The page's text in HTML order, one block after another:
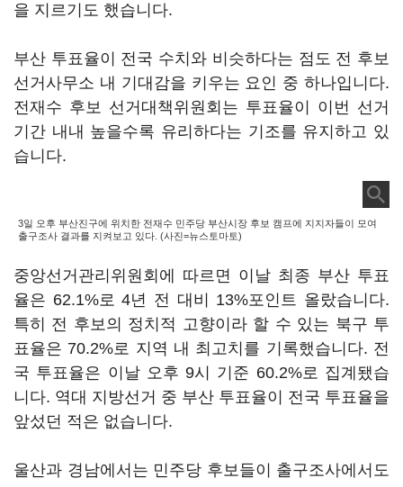
을 지르기도 했습니다.
부산 투표율이 전국 수치와 비슷하다는 점도 전 후보
선거사무소 내 기대감을 키우는 요인 중 하나입니다.
전재수 후보 선거대책위원회는 투표율이 이번 선거
기간 내내 높을수록 유리하다는 기조를 유지하고 있
습니다.
3일 오후 부산진구에 위치한 전재수 민주당 부산시장 후보 캠프에 지지자들이 모여
출구조사 결과를 지켜보고 있다. (사진=뉴스토마토)
중앙선거관리위원회에 따르면 이날 최종 부산 투표
율은 62.1%로 4년 전 대비 13%포인트 올랐습니다.
특히 전 후보의 정치적 고향이라 할 수 있는 북구 투
표율은 70.2%로 지역 내 최고치를 기록했습니다. 전
국 투표율은 이날 오후 9시 기준 60.2%로 집계됐습
니다. 역대 지방선거 중 부산 투표율이 전국 투표율을
앞섰던 적은 없습니다.
울산과 경남에서는 민주당 후보들이 출구조사에서도